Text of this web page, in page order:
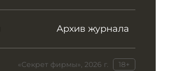
Архив журнала
«Секрет фирмы», 2026 г. 18+